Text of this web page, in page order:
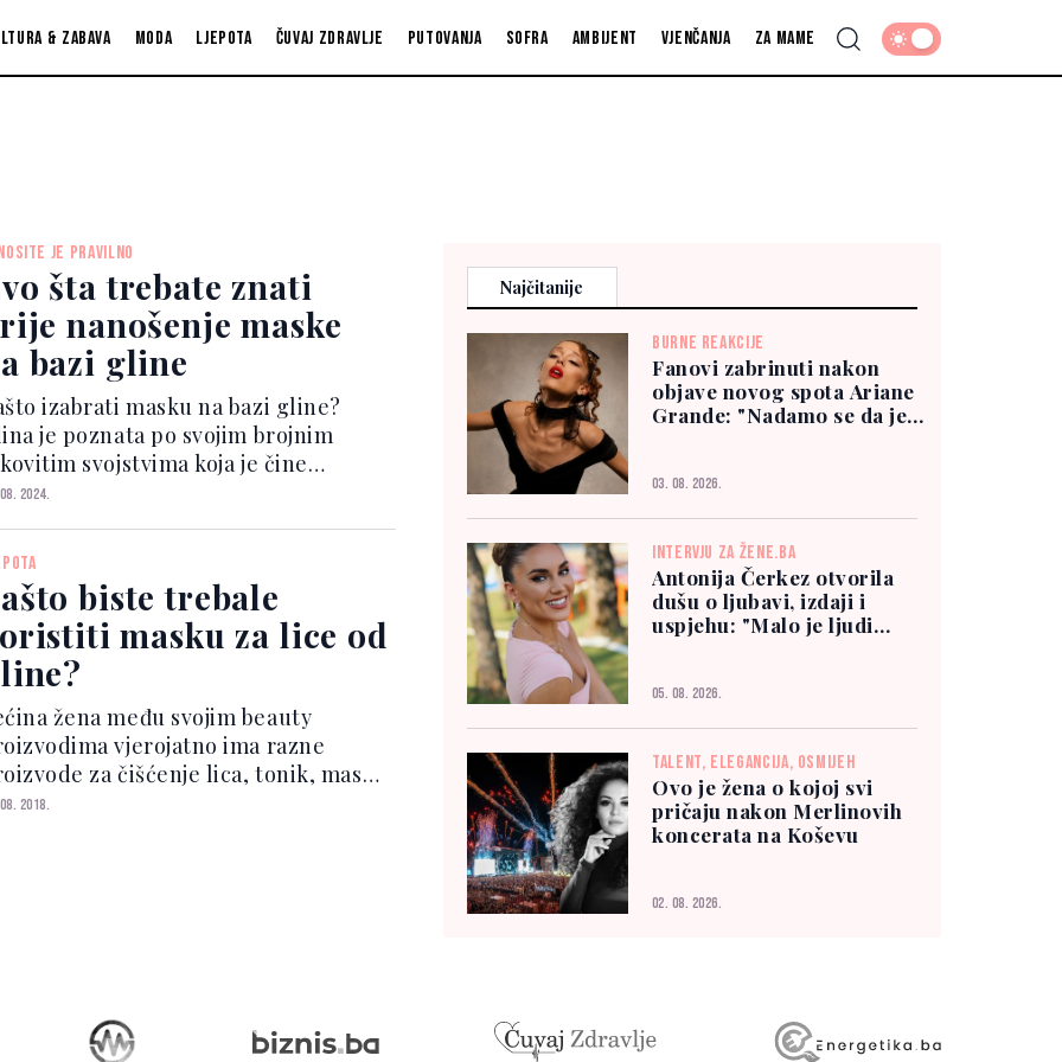
& zabava Moda Ljepota Čuvaj zdravlje Putovanja Sofra Ambijent Vjenčanja Za mame
JE PRAVILNO
šta trebate znati
nanošenje maske
bazi gline
izabrati masku na bazi gline?
je poznata po svojim brojnim
svojstvima koja je čine
izborom za maske za lice.
ima prirodna antibakterijska
koja pomažu u č...
2024.
biste trebale
masku za lice od
žena među svojim beauty
vjerojatno ima razne
za čišćenje lica, tonik, masku
područje oko očiju i nekoliko
2018.
Najčitanije
BURNE REAKCIJE
Fanovi zabrinuti nakon
objave novog spota Ariane
Grande: "Nadamo se da je
03. 08. 2026.
INTERVJU ZA ŽENE.BA
Antonija Čerkez otvorila
dušu o ljubavi, izdaji i
uspjehu: "Malo je ljudi
05. 08. 2026.
TALENT, ELEGANCIJA, OSMIJEH
Ovo je žena o kojoj svi
pričaju nakon Merlinovih
koncerata na Koševu
02. 08. 2026.